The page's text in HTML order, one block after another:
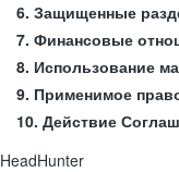
6. Защищенные
7. Финансовые
8. Использование
9. Применимое
10. Действие
HeadHunter